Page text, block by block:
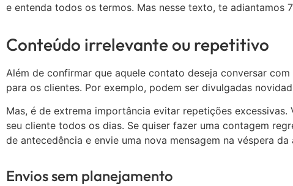
e entenda todos os termos. Mas nesse texto, te adiantamos
Conteúdo irrelevante ou repetitivo
Além de confirmar que aquele contato deseja conversar
para os clientes. Por exemplo, podem ser divulgadas
Mas, é de extrema importância evitar repetições
seu cliente todos os dias. Se quiser fazer uma contagem
de antecedência e envie uma nova mensagem na véspera
Envios sem planejamento